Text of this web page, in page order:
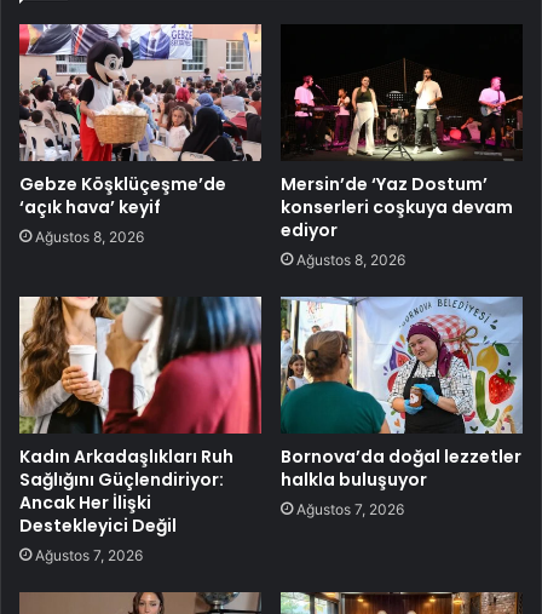
Gebze Köşklüçeşme’de
‘açık hava’ keyif
Ağustos 8, 2026
Mersin’de ‘Yaz Dostum’
konserleri coşkuya devam
ediyor
Ağustos 8, 2026
Kadın Arkadaşlıkları Ruh
Sağlığını Güçlendiriyor:
Ancak Her İlişki
Destekleyici Değil
Ağustos 7, 2026
Bornova’da doğal lezzetler
halkla buluşuyor
Ağustos 7, 2026